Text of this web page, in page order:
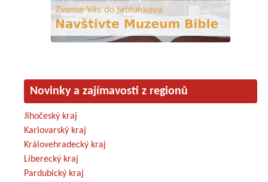
Novinky a zajímavosti z regionů
Jihočeský kraj
Karlovarský kraj
Královehradecký kraj
Liberecký kraj
Pardubický kraj